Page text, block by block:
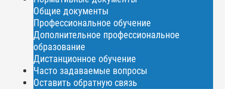
Общие документы
Профессиональное обучение
Дополнительное профессиональное
образование
Дистанционное обучение
Часто задаваемые вопросы
Оставить обратную связь